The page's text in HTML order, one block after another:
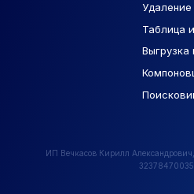
Удаление
Таблица
Выгрузка
ИП Вечкасов Кирилл